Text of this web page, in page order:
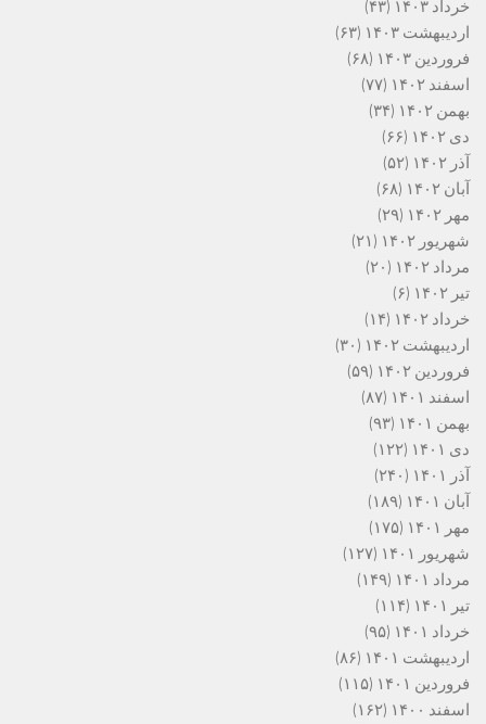
خرداد ۱۴۰۳
(۴۳)
اردیبهشت ۱۴۰۳
(۶۳)
فروردین ۱۴۰۳
(۶۸)
اسفند ۱۴۰۲
(۷۷)
بهمن ۱۴۰۲
(۳۴)
دی ۱۴۰۲
(۶۶)
آذر ۱۴۰۲
(۵۲)
آبان ۱۴۰۲
(۶۸)
مهر ۱۴۰۲
(۲۹)
شهریور ۱۴۰۲
(۲۱)
مرداد ۱۴۰۲
(۲۰)
تیر ۱۴۰۲
(۶)
خرداد ۱۴۰۲
(۱۴)
اردیبهشت ۱۴۰۲
(۳۰)
فروردین ۱۴۰۲
(۵۹)
اسفند ۱۴۰۱
(۸۷)
بهمن ۱۴۰۱
(۹۳)
دی ۱۴۰۱
(۱۲۲)
آذر ۱۴۰۱
(۲۴۰)
آبان ۱۴۰۱
(۱۸۹)
مهر ۱۴۰۱
(۱۷۵)
شهریور ۱۴۰۱
(۱۲۷)
مرداد ۱۴۰۱
(۱۴۹)
تیر ۱۴۰۱
(۱۱۴)
خرداد ۱۴۰۱
(۹۵)
اردیبهشت ۱۴۰۱
(۸۶)
فروردین ۱۴۰۱
(۱۱۵)
اسفند ۱۴۰۰
(۱۶۲)